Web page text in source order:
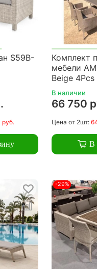
S59B-
руб.
Комплект
мебели
Beige 4Pcs
В наличии
66 750
Цена от 2шт:
В
-29%